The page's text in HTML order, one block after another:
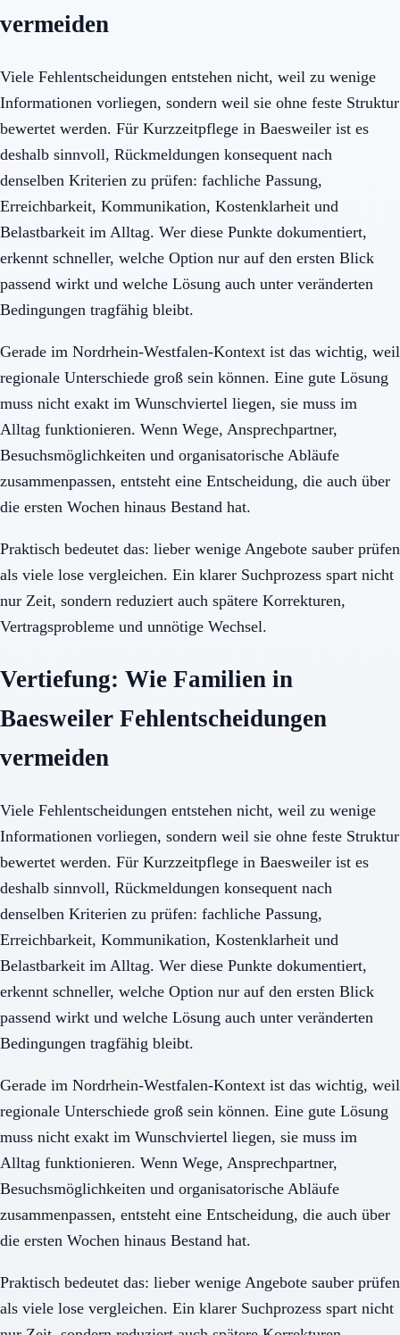
vermeiden
Viele Fehlentscheidungen entstehen nicht, weil zu wenige
Informationen vorliegen, sondern weil sie ohne feste Struktur
bewertet werden. Für Kurzzeitpflege in Baesweiler ist es
deshalb sinnvoll, Rückmeldungen konsequent nach
denselben Kriterien zu prüfen: fachliche Passung,
Erreichbarkeit, Kommunikation, Kostenklarheit und
Belastbarkeit im Alltag. Wer diese Punkte dokumentiert,
erkennt schneller, welche Option nur auf den ersten Blick
passend wirkt und welche Lösung auch unter veränderten
Bedingungen tragfähig bleibt.
Gerade im Nordrhein-Westfalen-Kontext ist das wichtig, weil
regionale Unterschiede groß sein können. Eine gute Lösung
muss nicht exakt im Wunschviertel liegen, sie muss im
Alltag funktionieren. Wenn Wege, Ansprechpartner,
Besuchsmöglichkeiten und organisatorische Abläufe
zusammenpassen, entsteht eine Entscheidung, die auch über
die ersten Wochen hinaus Bestand hat.
Praktisch bedeutet das: lieber wenige Angebote sauber prüfen
als viele lose vergleichen. Ein klarer Suchprozess spart nicht
nur Zeit, sondern reduziert auch spätere Korrekturen,
Vertragsprobleme und unnötige Wechsel.
Vertiefung: Wie Familien in
Baesweiler Fehlentscheidungen
vermeiden
Viele Fehlentscheidungen entstehen nicht, weil zu wenige
Informationen vorliegen, sondern weil sie ohne feste Struktur
bewertet werden. Für Kurzzeitpflege in Baesweiler ist es
deshalb sinnvoll, Rückmeldungen konsequent nach
denselben Kriterien zu prüfen: fachliche Passung,
Erreichbarkeit, Kommunikation, Kostenklarheit und
Belastbarkeit im Alltag. Wer diese Punkte dokumentiert,
erkennt schneller, welche Option nur auf den ersten Blick
passend wirkt und welche Lösung auch unter veränderten
Bedingungen tragfähig bleibt.
Gerade im Nordrhein-Westfalen-Kontext ist das wichtig, weil
regionale Unterschiede groß sein können. Eine gute Lösung
muss nicht exakt im Wunschviertel liegen, sie muss im
Alltag funktionieren. Wenn Wege, Ansprechpartner,
Besuchsmöglichkeiten und organisatorische Abläufe
zusammenpassen, entsteht eine Entscheidung, die auch über
die ersten Wochen hinaus Bestand hat.
Praktisch bedeutet das: lieber wenige Angebote sauber prüfen
als viele lose vergleichen. Ein klarer Suchprozess spart nicht